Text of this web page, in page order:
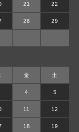
21 22
28 29
金 土
4 5
11 12
18 19